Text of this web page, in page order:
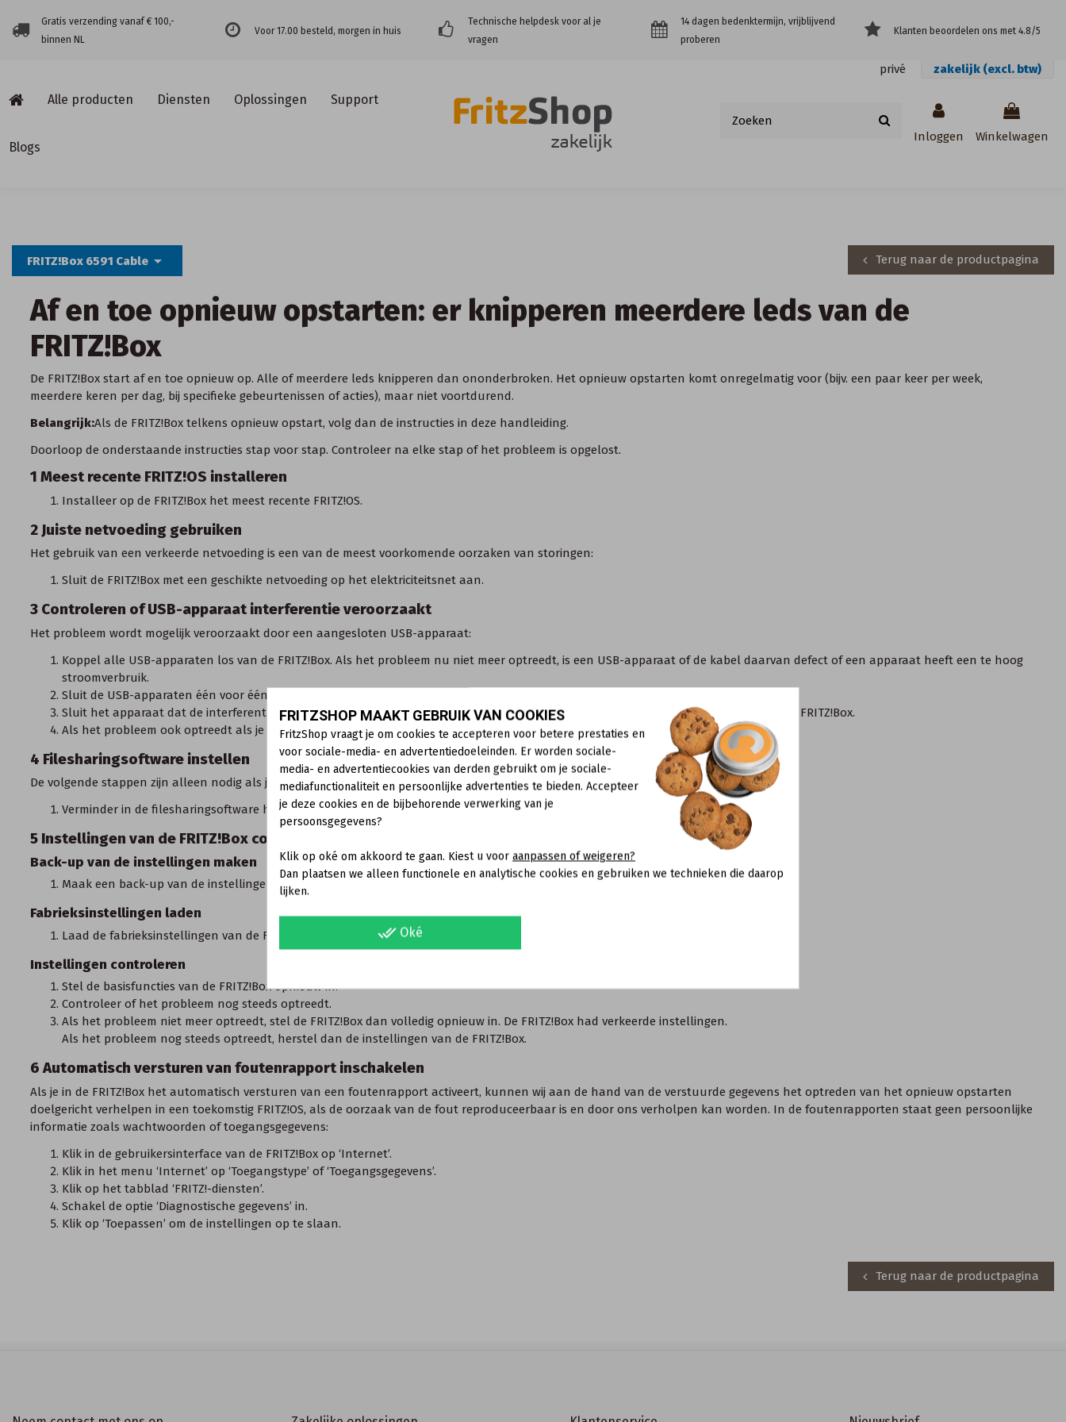
Gratis verzending vanaf € 100,-
binnen NL
Voor 17.00 besteld, morgen in huis
Technische helpdesk voor al je
vragen
14 dagen bedenktermijn, vrijblijvend
proberen
Klanten beoordelen ons met 4.8/5
privé zakelijk (excl. btw)
Alle producten Diensten Oplossingen Support
Blogs
Inloggen Winkelwagen
FRITZ!Box 6591 Cablearrow_drop_down Terug naar de productpagina
Af en toe opnieuw opstarten: er knipperen meerdere leds van de
FRITZ!Box
De FRITZ!Box start af en toe opnieuw op. Alle of meerdere leds knipperen dan ononderbroken. Het opnieuw opstarten komt onregelmatig voor (bijv. een paar keer per week,
meerdere keren per dag, bij specifieke gebeurtenissen of acties), maar niet voortdurend.
Belangrijk:Als de FRITZ!Box telkens opnieuw opstart, volg dan de instructies in deze handleiding.
Doorloop de onderstaande instructies stap voor stap. Controleer na elke stap of het probleem is opgelost.
1 Meest recente FRITZ!OS installeren
Installeer op de FRITZ!Box het meest recente FRITZ!OS.
2 Juiste netvoeding gebruiken
Het gebruik van een verkeerde netvoeding is een van de meest voorkomende oorzaken van storingen:
Sluit de FRITZ!Box met een geschikte netvoedingop het elektriciteitsnet aan.
3 Controleren of USB-apparaat interferentie veroorzaakt
Het probleem wordt mogelijk veroorzaakt door een aangesloten USB-apparaat:
Koppel alle USB-apparaten los van de FRITZ!Box. Als het probleem nu niet meer optreedt, is een USB-apparaat of de kabel daarvan defect of een apparaat heeft een te hoog
stroomverbruik.
Sluit de USB-apparaten één voor één weer aan op de FRITZ!Box om erachter te komen welk apparaat het probleem veroorzaakt.
Sluit het apparaat dat de interferentie veroorzaakt bij wijze van test via een USB-hub met eigen voeding (actieve USB-hub) aan op de FRITZ!Box.
Als het probleem ook optreedt als je een actieve hub gebruikt, vervang dan dit USB-apparaat.
4 Filesharingsoftware instellen
De volgende stappen zijn alleen nodig als je filesharingsoftware gebruikt (bijvoorbeeld eMule, BitTorrent):
Verminder in de filesharingsoftware het aantal toegestane gelijktijdige verbindingen.
5 Instellingen van de FRITZ!Box controleren
Back-up van de instellingen maken
Maak een back-up van de instellingen van de FRITZ!Box
Fabrieksinstellingen laden
Laad de fabrieksinstellingen van de FRITZ!Box
Instellingen controleren
Stel de basisfuncties van de FRITZ!Box opnieuw in.
Controleer of het probleem nog steeds optreedt.
Als het probleem niet meer optreedt, stel de FRITZ!Box dan volledig opnieuw in. De FRITZ!Box had verkeerde instellingen.
Als het probleem nog steeds optreedt, herstel dan de instellingen van de FRITZ!Box.
6 Automatisch versturen van foutenrapport inschakelen
Als je in de FRITZ!Box het automatisch versturen van een foutenrapport activeert, kunnen wij aan de hand van de verstuurde gegevens het optreden van het opnieuw opstarten
doelgericht verhelpen in een toekomstig FRITZ!OS, als de oorzaak van de fout reproduceerbaar is en door ons verholpen kan worden. In de foutenrapporten staat geen persoonlijke
informatie zoals wachtwoorden of toegangsgegevens:
Klik in de gebruikersinterface van de FRITZ!Boxop ‘Internet’.
Klik in het menu ‘Internet’ op ‘Toegangstype’ of ‘Toegangsgegevens’.
Klik op het tabblad ‘FRITZ!-diensten’.
Schakel de optie ‘Diagnostische gegevens’ in.
Klik op ‘Toepassen’ om de instellingen op te slaan.
Terug naar de productpagina
FRITZSHOP MAAKT GEBRUIK VAN COOKIES
FritzShop vraagt je om cookies te accepteren voor betere prestaties en
voor sociale-media- en advertentiedoeleinden. Er worden sociale-
media- en advertentiecookies van derden gebruikt om je sociale-
mediafunctionaliteit en persoonlijke advertenties te bieden. Accepteer
je deze cookies en de bijbehorende verwerking van je
persoonsgegevens?
Klik op oké om akkoord te gaan. Kiest u voor aanpassen of weigeren?
Dan plaatsen we alleen functionele en analytische cookies en gebruiken we technieken die daarop
lijken.
done_all Oké